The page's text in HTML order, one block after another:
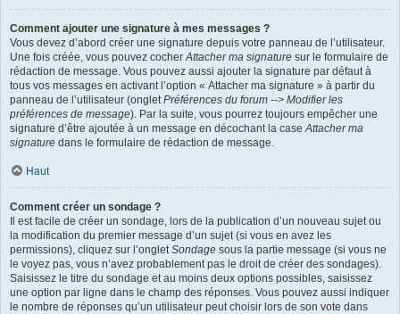
Comment ajouter une signature à mes messages ?
Vous devez d’abord créer une signature depuis votre panneau de l’utilisateur.
Une fois créée, vous pouvez cocherAttacher ma signature sur le formulaire de
rédaction de message. Vous pouvez aussi ajouter la signature par défaut à
tous vos messages en activant l’option « Attacher ma signature » à partir du
panneau de l’utilisateur (ongletPréférences du forum --> Modifier les
préférences de message). Par la suite, vous pourrez toujours empêcher une
signature d’être ajoutée à un message en décochant la caseAttacher ma
signature dans le formulaire de rédaction de message.
Haut
Comment créer un sondage ?
Il est facile de créer un sondage, lors de la publication d’un nouveau sujet ou
la modification du premier message d’un sujet (si vous en avez les
permissions), cliquez sur l’ongletSondage sous la partie message (si vous ne
le voyez pas, vous n’avez probablement pas le droit de créer des sondages).
Saisissez le titre du sondage et au moins deux options possibles, saisissez
une option par ligne dans le champ des réponses. Vous pouvez aussi indiquer
le nombre de réponses qu’un utilisateur peut choisir lors de son vote dans